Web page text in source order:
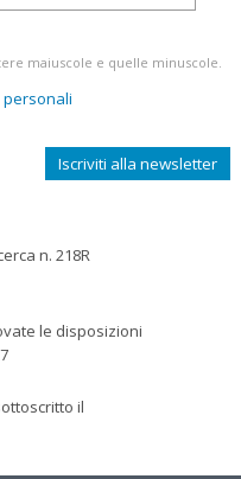
maiuscole e quelle minuscole.
personali
n. 218R
le disposizioni
il